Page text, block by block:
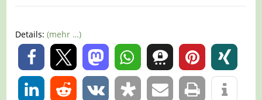
Details: (mehr …)
0
0